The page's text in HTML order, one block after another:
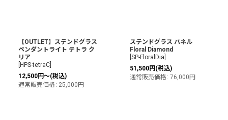
【OUTLET】ステンドグラス
ペンダントライト テトラ ク
リア
HPS-tetraC]
12,500円～(税込)
通常販売価格 : 25,000 円
ステンドグラス パネル
Floral Diamond
SP-FloralDia
51,500円 (税込)
通常販売価格 : 76,000 円